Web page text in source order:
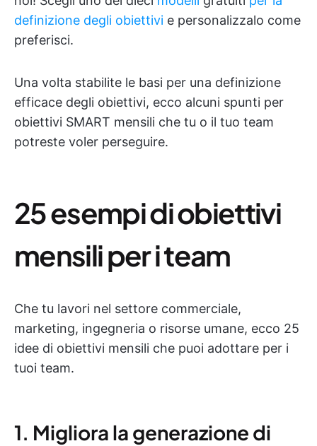
definizione degli obiettivi e personalizzalo come
preferisci.
Una volta stabilite le basi per una definizione
efficace degli obiettivi, ecco alcuni spunti per
obiettivi SMART mensili che tu o il tuo team
potreste voler perseguire.
25 esempi di obiettivi
mensili per i team
Che tu lavori nel settore commerciale,
marketing, ingegneria o risorse umane, ecco 25
idee di obiettivi mensili che puoi adottare per i
tuoi team.
1. Migliora la generazione di